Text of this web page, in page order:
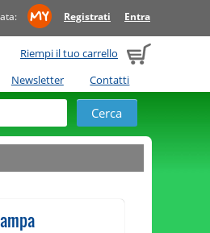
Registrati Entra
Riempi il tuo carrello
Newsletter Contatti